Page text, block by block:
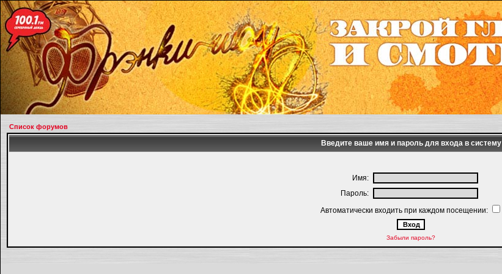
Список форумов
Введите ваше имя и пароль для входа в систему
Имя:
Пароль:
Автоматически входить при каждом посещении:
Забыли пароль?